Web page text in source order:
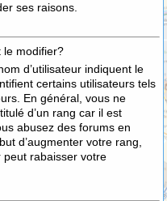
ses raisons.
le modifier?
d’utilisateur indiquent le
certains utilisateurs tels
En général, vous ne
d’un rang car il est
abusez des forums en
d’augmenter votre rang,
rabaisser votre